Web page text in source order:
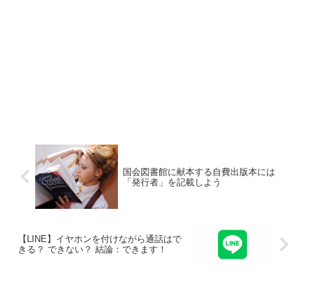
国会図書館に献本する自費出版本には
「発行者」を記載しよう
【LINE】イヤホンを付けながら通話はで
きる？ できない？ 結論：できます！